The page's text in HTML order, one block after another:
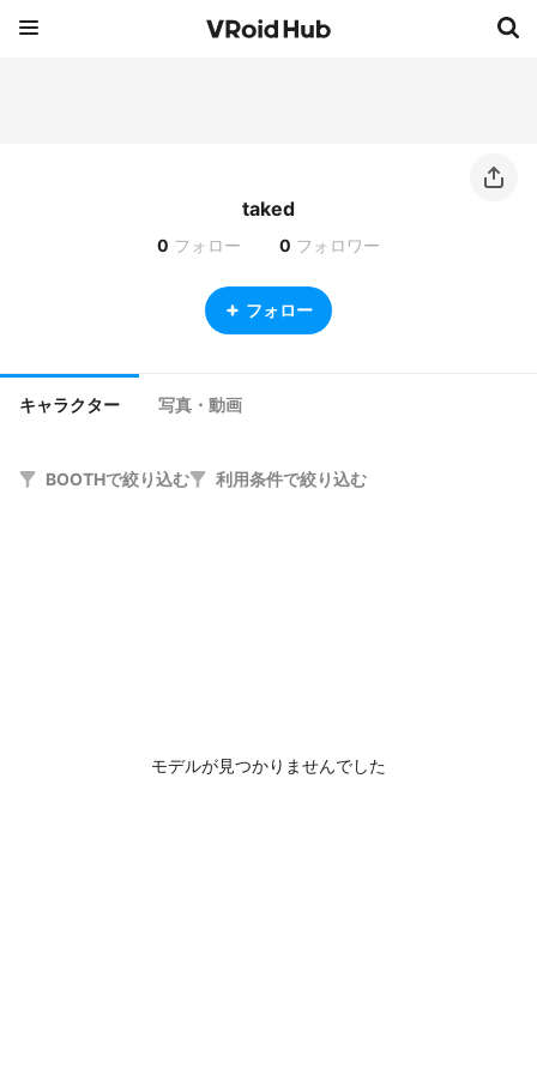
taked
0 フォロー 0 フォロワー
フォロー
キャラクター 写真・動画
BOOTHで絞り込む 利用条件で絞り込む
モデルが見つかりませんでした